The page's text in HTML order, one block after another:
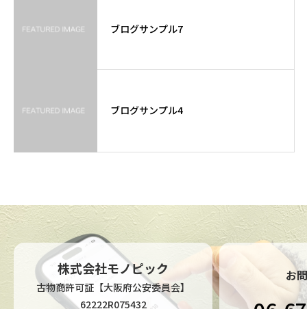
ブログサンプル7
ブログサンプル4
株式会社モノピック
古物商許可証【大阪府公安委員会】
62222R075432
お